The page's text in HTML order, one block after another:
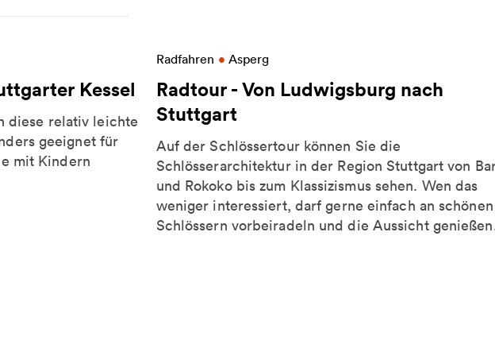
Kessel
diese relativ leichte
geeignet für
mit Kindern
Entlang dem Stuttgarter Kessel
Radfahren • Asperg
Radtour - Von Ludwigsburg nach
Stuttgart
Auf der Schlössertour können Sie die
Schlösserarchitektur in der Region Stuttgart von
und Rokoko bis zum Klassizismus sehen. Wen das
weniger interessiert, darf gerne einfach an schönen
Schlössern vorbeiradeln und die Aussicht
Weitere Informationen zu Radtour - Von